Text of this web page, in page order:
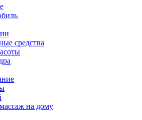
средства
на дому